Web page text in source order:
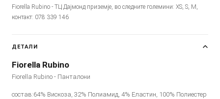
Fiorella Rubino - ТЦ Дајмонд приземје, во следните големини: XS, S, M,
контакт: 078 339 146
ДЕТАЛИ
Fiorella Rubino
Fiorella Rubino - Панталони
состав:64% Вискоза, 32% Полиамид, 4% Еластин, 100% Полиестер